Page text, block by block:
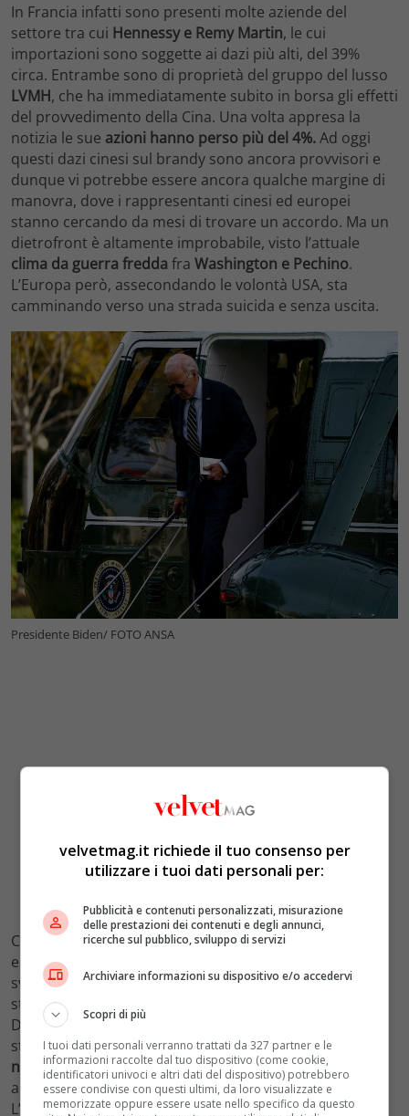
In Francia infatti sono presenti molte aziende del
settore tra cui Hennessy e Remy Martin, le cui
importazioni sono soggette ai dazi più alti, del 39%
circa. Entrambe sono di proprietà del gruppo del lusso
LVMH, che ha immediatamente subito in borsa gli effetti
del provvedimento della Cina. Una volta appresa la
notizia le sue azioni hanno perso più del 4%.Ad oggi
questi dazi cinesi sul brandy sono ancora provvisori e
dunque vi potrebbe essere ancora qualche margine di
manovra, dove i rappresentanti cinesi ed europei
stanno cercando da mesi di trovare un accordo. Ma un
dietrofront è altamente improbabile, visto l’attuale
clima da guerra fredda fra Washington e Pechino.
L’Europa però, assecondando le volontà USA, sta
camminando verso una strada suicida e senza uscita.
Presidente Biden/ FOTO ANSA
Con la guerra commercialealla Cinaoggi tutti i principi
e i valori fondamentali del
svaniscono nell’aria. E il blocco occidentale imbocca la
strada verso una nuova forma di
Dato che sia Pechino che
stanno sfidando a suon didazi e sussidi.Larivoluzione
neoliberistadi stampo anglo-americana, partita dagli
anni 80, mostra oggi tutte le sue incongruenze.
L’entrata di Pechino nel WTO, nonostante fossero già
velvetmag.it richiede il tuo consenso per
utilizzare i tuoi dati personali per:
Pubblicità e contenuti personalizzati, misurazione
delle prestazioni dei contenuti e degli annunci,
ricerche sul pubblico, sviluppo di servizi
Archiviare informazioni su dispositivo e/o accedervi
Scopri di più
I tuoi dati personali verranno trattati da 327 partner e le
informazioni raccolte dal tuo dispositivo (come cookie,
identificatori univoci e altri dati del dispositivo) potrebbero
essere condivise con questi ultimi, da loro visualizzate e
memorizzate oppure essere usate nello specifico da questo